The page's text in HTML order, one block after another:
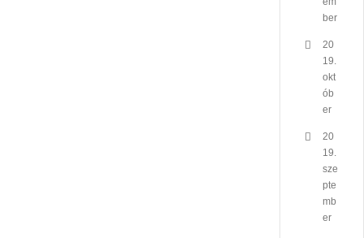
ber
20
19.
okt
ób
er
20
19.
sze
pte
mb
er